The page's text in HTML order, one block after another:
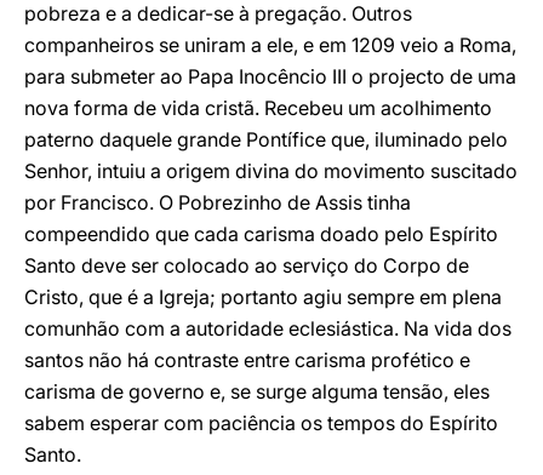
pobreza e a dedicar-se à pregação. Outros
companheiros se uniram a ele, e em 1209 veio a Roma,
para submeter ao Papa Inocêncio III o projecto de uma
nova forma de vida cristã. Recebeu um acolhimento
paterno daquele grande Pontífice que, iluminado pelo
Senhor, intuiu a origem divina do movimento suscitado
por Francisco. O Pobrezinho de Assis tinha
compeendido que cada carisma doado pelo Espírito
Santo deve ser colocado ao serviço do Corpo de
Cristo, que é a Igreja; portanto agiu sempre em plena
comunhão com a autoridade eclesiástica. Na vida dos
santos não há contraste entre carisma profético e
carisma de governo e, se surge alguma tensão, eles
sabem esperar com paciência os tempos do Espírito
Santo.